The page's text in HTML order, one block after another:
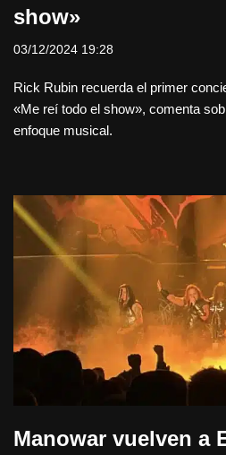
show»
03/12/2024 19:28
Rick Rubin recuerda el primer
«Me reí todo el show», comenta
enfoque musical.
Manowar vuelven a